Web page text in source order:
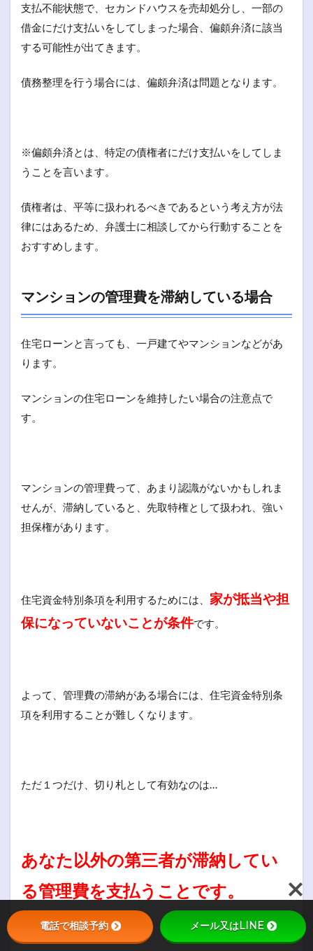
支払不能状態で、セカンドハウスを売却処分し、一部の
借金にだけ支払いをしてしまった場合、偏頗弁済に該当
する可能性が出てきます。
債務整理を行う場合には、偏頗弁済は問題となります。
※偏頗弁済とは、特定の債権者にだけ支払いをしてしま
うことを言います。
債権者は、平等に扱われるべきであるという考え方が法
律にはあるため、弁護士に相談してから行動することを
おすすめします。
マンションの管理費を滞納している場合
住宅ローンと言っても、一戸建てやマンションなどがあ
ります。
マンションの住宅ローンを維持したい場合の注意点で
す。
マンションの管理費って、あまり認識がないかもしれま
せんが、滞納していると、先取特権として扱われ、強い
担保権があります。
住宅資金特別条項を利用するためには、 家が抵当や担
保になっていないことが条件です。
よって、管理費の滞納がある場合には、住宅資金特別条
項を利用することが難しくなります。
ただ１つだけ、切り札として有効なのは…
あなた以外の第三者が滞納してい
る管理費を支払うことです。
電話で相談予約 メール又はLINE